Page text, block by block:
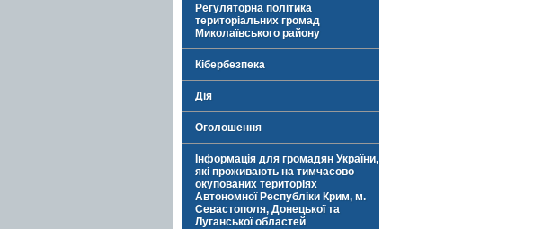
Регуляторна політика
територіальних громад
Миколаївського району
Кібербезпека
Дія
Оголошення
Інформація для громадян України,
які проживають на тимчасово
окупованих територіях
Автономної Республіки Крим, м.
Севастополя, Донецької та
Луганської областей